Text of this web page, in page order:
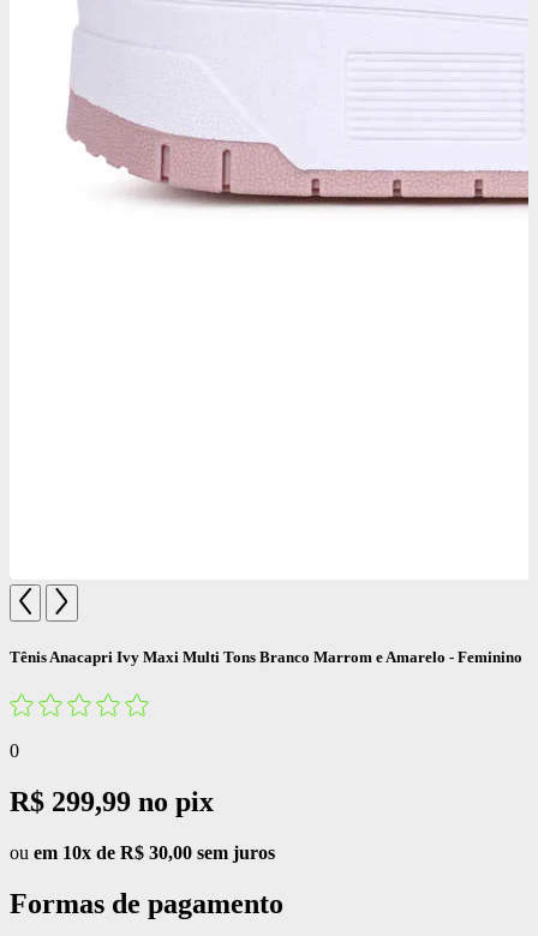
Tênis Anacapri Ivy Maxi Multi Tons Branco Marrom e Amarelo - Feminino
0
R$ 299,99 no pix
ou em 10x de R$ 30,00 sem juros
Formas de pagamento